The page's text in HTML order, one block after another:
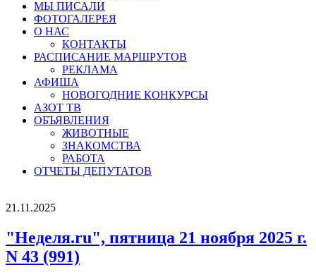
МЫ ПИСАЛИ
ФОТОГАЛЕРЕЯ
О НАС
КОНТАКТЫ
РАСПИСАНИЕ МАРШРУТОВ
РЕКЛАМА
АФИША
НОВОГОДНИЕ КОНКУРСЫ
АЗОТ ТВ
ОБЪЯВЛЕНИЯ
ЖИВОТНЫЕ
ЗНАКОМСТВА
РАБОТА
ОТЧЕТЫ ДЕПУТАТОВ
21.11.2025
"Неделя.ru", пятница 21 ноября 2025 г.
N 43 (991)